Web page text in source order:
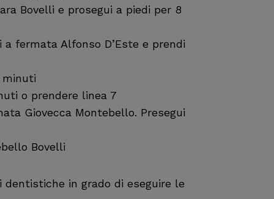
Bovelli e prosegui a piedi per 8
fermata Alfonso D’Este e prendi
minuti
o prendere linea 7
Giovecca Montebello. Presegui
Bovelli
dentistiche in grado di eseguire le